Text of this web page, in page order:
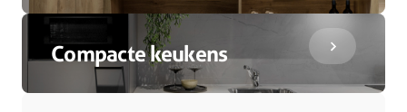
Compacte keukens